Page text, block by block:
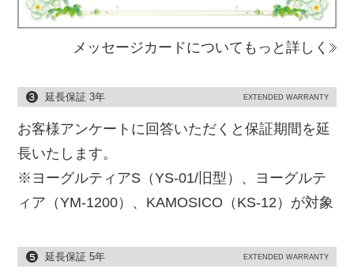
メッセージカードについてもっと詳しく
延長保証 3年 EXTENDED WARRANTY
お客様アンケートに回答いただくと保証期間を延
長いたします。
※ヨーグルティアS（YS-01/旧型）、ヨーグルテ
ィア（YM-1200）、KAMOSICO（KS-12）が対象
延長保証 5年 EXTENDED WARRANTY